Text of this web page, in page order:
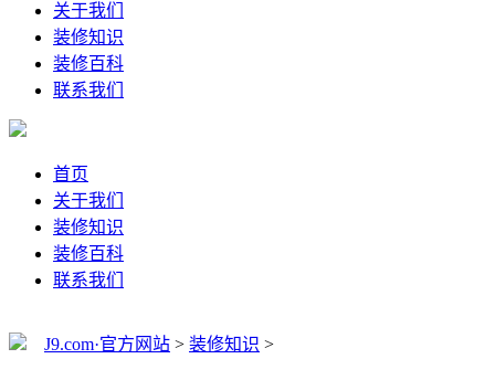
关于我们
装修知识
装修百科
联系我们
首页
关于我们
装修知识
装修百科
联系我们
J9.com·官方网站 > 装修知识 >